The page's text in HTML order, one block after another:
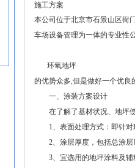
施工方案
本公司位于北京市石景山区衙
车场设备管理为一体的专业性
环氧地坪
的优势众多,但是做好一个优良
一、涂装方案设计
在了解了基材状况、地坪使
1、表面处理方式：即针对
2、涂层厚度，包括总涂层
3、宜选用的地坪涂料及辅